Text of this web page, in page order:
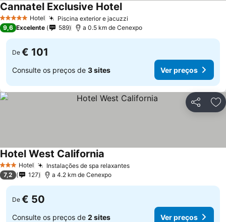
5 Estrelas Hotel Piscina exterior e jacuzzi
Cannatel Exclusive HotelVer preços
9,6 Excelente 589 a 0.5 km de Cenexpo
De € 101
Consulte os preços de 3 sites Ver preços
Partilhar
3 EstrelasHotel Instalações de spa relaxantesVer preços
Hotel West California
7,2 127 a 4.2 km de Cenexpo
De € 50
Consulte os preços de 2 sites Ver preços